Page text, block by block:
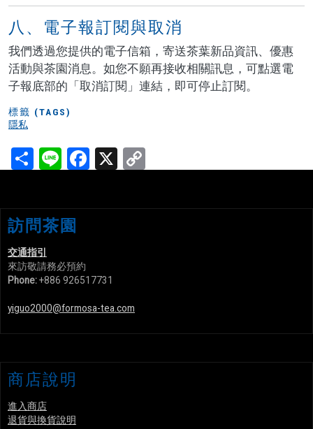
八、電子報訂閱與取消
我們透過您提供的電子信箱，寄送茶葉新品資訊、優惠
活動與茶園消息。如您不願再接收相關訊息，可點選電
子報底部的「取消訂閱」連結，即可停止訂閱。
標籤 (TAGS)
隱私
Share
LineFacebook
X
訪問茶園
交通指引
來訪敬請務必預約
Phone:+886 926517731
yiguo2000@formosa-tea.com
商店說明
進入商店
退貨與換貨說明